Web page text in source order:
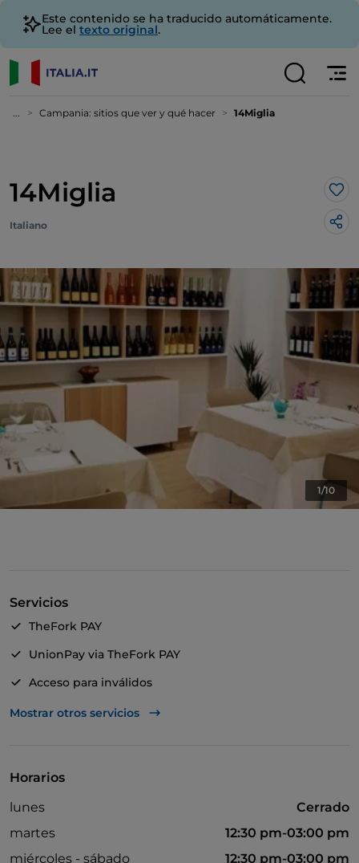
Este contenido se ha traducido automáticamente.
Lee el texto original.
... Campania: sitios que ver y qué hacer 14Miglia
14Miglia Me
Italiano
1/10
Servicios
TheFork PAY
UnionPay via TheFork PAY
Acceso para inválidos
American Express
Cena con espectáculo
Mostrar otros servicios
Horarios
lunes
Cerrado
martes
12:30 pm-03:00 pm
miércoles - sábado
12:30 pm-03:00 pm